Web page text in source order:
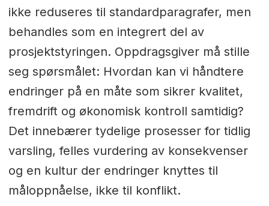
ikke reduseres til standardparagrafer, men
behandles som en integrert del av
prosjektstyringen. Oppdragsgiver må stille
seg spørsmålet: Hvordan kan vi håndtere
endringer på en måte som sikrer kvalitet,
fremdrift og økonomisk kontroll samtidig?
Det innebærer tydelige prosesser for tidlig
varsling, felles vurdering av konsekvenser
og en kultur der endringer knyttes til
måloppnåelse, ikke til konflikt.